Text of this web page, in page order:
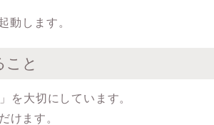
動します。
こと
を大切にしています。
けます。